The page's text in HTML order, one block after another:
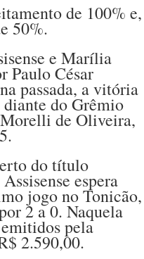
de 100% e,
50%.
e Marília
Paulo César
passada, a vitória
diante do Grêmio
Morelli de Oliveira,
do título
espera
jogo no Tonicão,
2 a 0. Naquela
pela
2.590,00.